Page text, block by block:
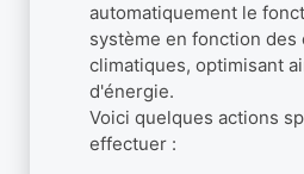
automatiquement le
système en fonction des
climatiques, optimisant
d'énergie.
Voici quelques actions
effectuer :